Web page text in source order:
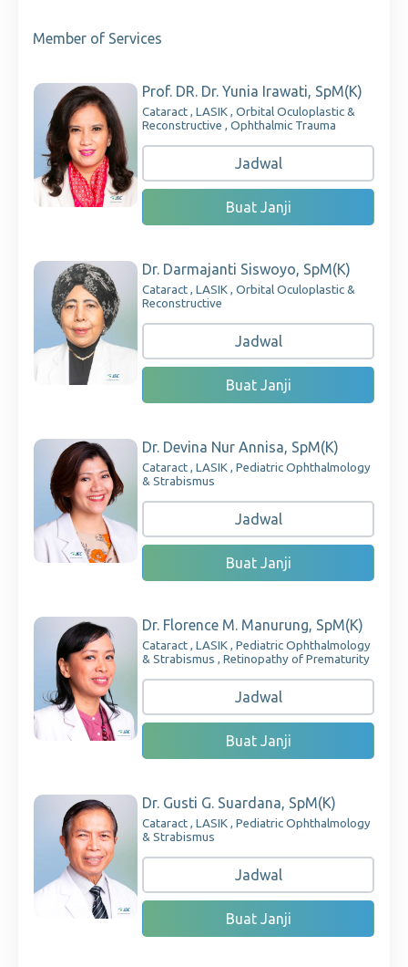
Member of Services
Prof. DR. Dr. Yunia Irawati, SpM(K)
Cataract , LASIK , Orbital Oculoplastic &
Reconstructive , Ophthalmic Trauma
Jadwal
Buat Janji
Dr. Darmajanti Siswoyo, SpM(K)
Cataract , LASIK , Orbital Oculoplastic &
Reconstructive
Jadwal
Buat Janji
Dr. Devina Nur Annisa, SpM(K)
Cataract , LASIK , Pediatric Ophthalmology
& Strabismus
Jadwal
Buat Janji
Dr. Florence M. Manurung, SpM(K)
Cataract , LASIK , Pediatric Ophthalmology
& Strabismus , Retinopathy of Prematurity
Jadwal
Buat Janji
Dr. Gusti G. Suardana, SpM(K)
Cataract , LASIK , Pediatric Ophthalmology
& Strabismus
Jadwal
Buat Janji